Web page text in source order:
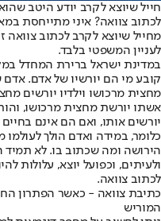
חייל שיוצא לקרב יודע היטב
לכתוב צוואה? איני מתייחסת
מחייל שיוצא לקרב לכתוב
לעניין המשפטי בלבד.
במדינת ישראל ברירת המחדל
קובע מי הם יורשיו של אדם. אדם
מחצית מרכושו וילדיו יורשים
אשתו יורשת מחצית מרכושו,
יורשים אותו, ואם הם אינם בחיים
כלומר, במידה ואדם הולך
הירושה ומה שכתוב בו. לא
ולעיתים, וכפועל יוצא, עלולות
לכתוב צוואה.
כתיבת צוואה - כאשר הפתרון
המוריש